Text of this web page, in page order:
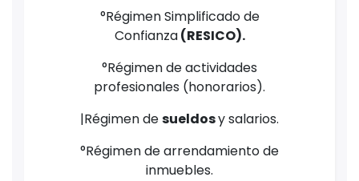
°Régimen Simplificado de
Confianza(RESICO).
°Régimen de actividades
profesionales (honorarios).
|Régimen desueldosy salarios.
°Régimen de arrendamiento de
inmuebles.